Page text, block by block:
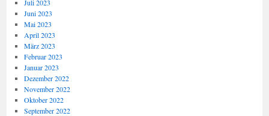
Juli 2023
Juni 2023
Mai 2023
April 2023
März 2023
Februar 2023
Januar 2023
Dezember 2022
November 2022
Oktober 2022
September 2022